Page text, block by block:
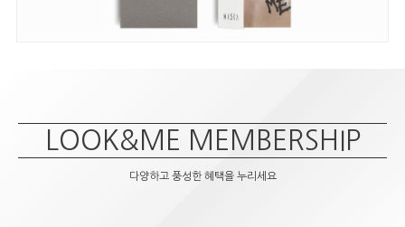
LOOK&ME MEMBERSHIP
다양하고 풍성한 혜택을 누리세요